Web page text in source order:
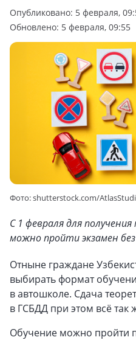
Опубликовано: 5 февраля,
Обновлено: 5 февраля, 09:55
Фото: shutterstock.com/
С 1 февраля для
можно пройти экзамен
Отныне граждане
выбирать формат
в автошколе. Сдача
в ГСБДД при этом всё так
Обучение можно пройти